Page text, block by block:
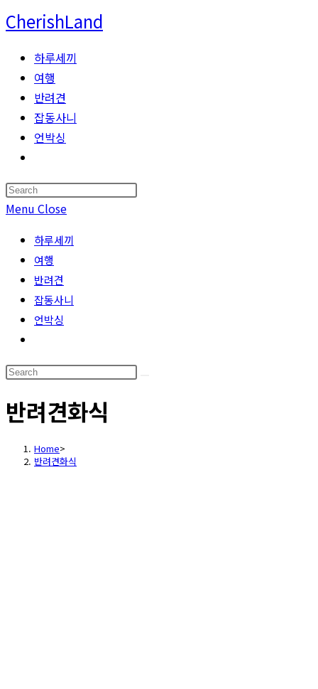
Skip
to
content
CherishLand
하루세끼
여행
반려견
잡동사니
언박싱
search
Press
Menu Close
하루세끼
여행
반려견
잡동사니
언박싱
search
Search
website
반려견화식
Home>
반려견화식